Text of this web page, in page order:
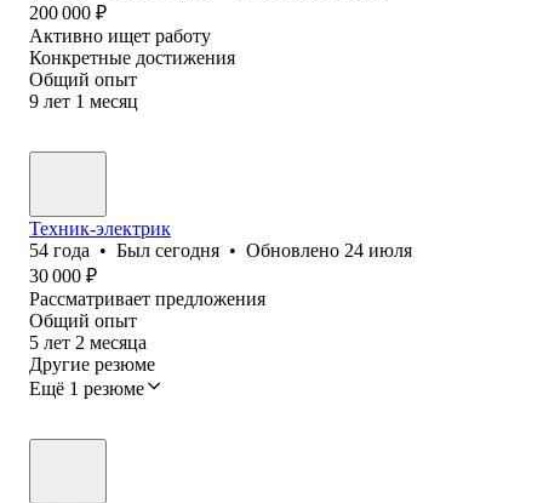
200 000 ₽
Активно ищет работу
Конкретные достижения
Общий опыт
9 лет 1 месяц
Техник-электрик
54 года • Был сегодня • Обновлено 24 июля
30 000 ₽
Рассматривает предложения
Общий опыт
5 лет 2 месяца
Другие резюме
Ещё 1 резюме